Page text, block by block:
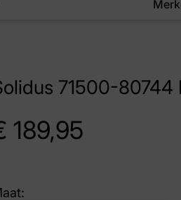
71500-80744
189,95